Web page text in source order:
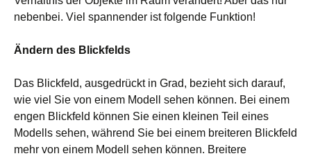
nebenbei. Viel spannender ist folgende Funktion!
Ändern des Blickfelds
Das Blickfeld, ausgedrückt in Grad, bezieht sich darauf,
wie viel Sie von einem Modell sehen können. Bei einem
engen Blickfeld können Sie einen kleinen Teil eines
Modells sehen, während Sie bei einem breiteren Blickfeld
mehr von einem Modell sehen können. Breitere